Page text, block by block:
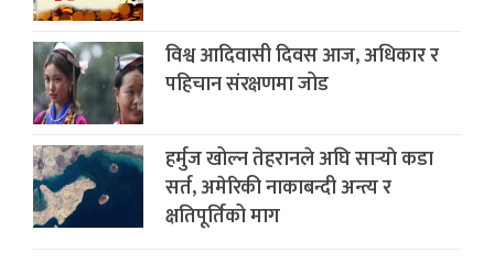
विश्व आदिवासी दिवस आज, अधिकार र
पहिचान संरक्षणमा जोड
हर्मुज खोल्न तेहरानले अघि सार्‍याे कडा
सर्त, अमेरिकी नाकाबन्दी अन्त्य र
क्षतिपूर्तिको माग